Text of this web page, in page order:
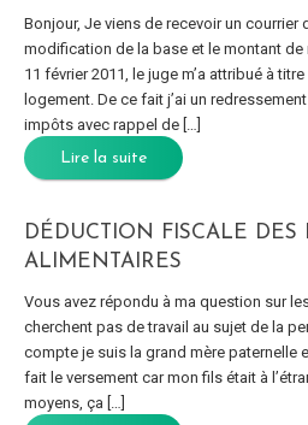
Bonjour, Je viens de recevoir un courrier
modification de la base et le montant de
11 février 2011, le juge m’a attribué à
logement. De ce fait j’ai un
impôts avec rappel de […]
Lire la suite
DÉDUCTION FISCALE DES
ALIMENTAIRES
Vous avez répondu à ma question sur
cherchent pas de travail au sujet de la
compte je suis la grand mère paternelle
fait le versement car mon fils était à
moyens, ça […]